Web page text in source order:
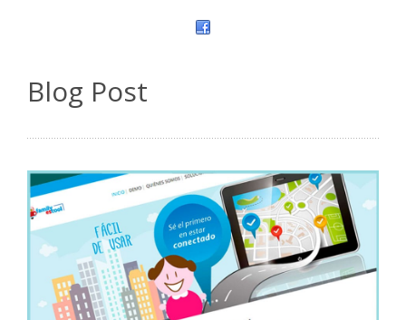
Blog Post